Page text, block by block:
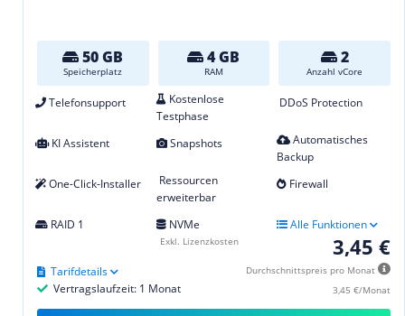
50 GB
Speicherplatz
4 GB
RAM
2
Anzahl vCore
Telefonsupport
Kostenlose
Testphase
DDoS Protection
KI Assistent Snapshots
Automatisches
Backup
One-Click-Installer
Ressourcen
erweiterbar
Firewall
RAID 1 NVMe Alle Funktionen
3,45 €
Durchschnittspreis pro Monat
3,45 €/Monat
Vertragslaufzeit: 1 Monat
Tarifdetails
Exkl. Lizenzkosten